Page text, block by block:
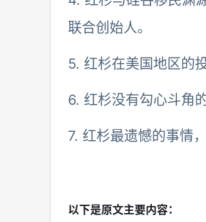
联合创始人。
5. 红杉在美国地区的
6. 红杉没有勾心斗角
7. 红杉最遗憾的事情
以下是原文主要内容：